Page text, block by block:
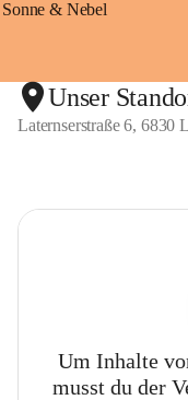
Sonne & Nebel
Unser
Laternserstraße 6, 6830
Um Inhalte
musst du der